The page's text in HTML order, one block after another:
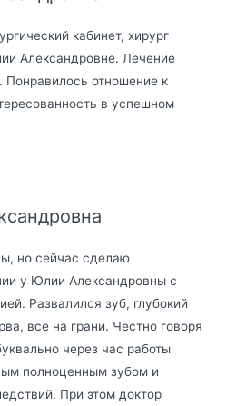
кабинет, хирург
Александровне. Лечение
отношение к
в успешном
но сейчас сделаю
у Юлии Александровны с
Развалился зуб, глубокий
все на грани. Честно говоря
через час работы
полноценным зубом и
При этом доктор